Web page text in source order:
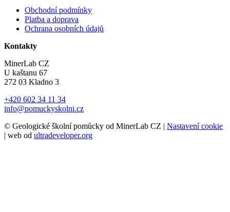
Obchodní podmínky
Platba a doprava
Ochrana osobních údajů
Kontakty
MinerLab CZ
U kaštanu 67
272 03 Kladno 3
+420 602 34 11 34
info@pomuckyskolni.cz
© Geologické školní pomůcky od MinerLab CZ | Nastavení cookie
| web od ultradeveloper.org